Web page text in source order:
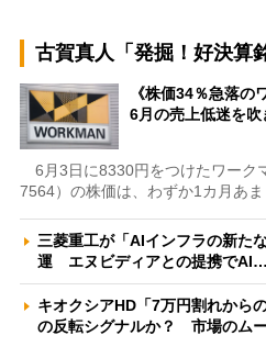
古賀真人「発掘！好決算
《株価34％急落の
6月の売上低迷を
6月3日に8330円をつけたワーク
7564）の株価は、わずか1カ月あ
三菱重工が「AIインフラの新た
運 エヌビディアとの提携でAI…
キオクシアHD「7万円割れから
の反転シグナルか？ 市場のム